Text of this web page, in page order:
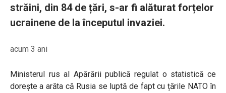
străini, din 84 de țări, s-ar fi alăturat forțelor
ucrainene de la începutul invaziei.
acum 3 ani
Ministerul rus al Apărării publică regulat o statistică ce
dorește a arăta că Rusia se luptă de fapt cu țările NATO în